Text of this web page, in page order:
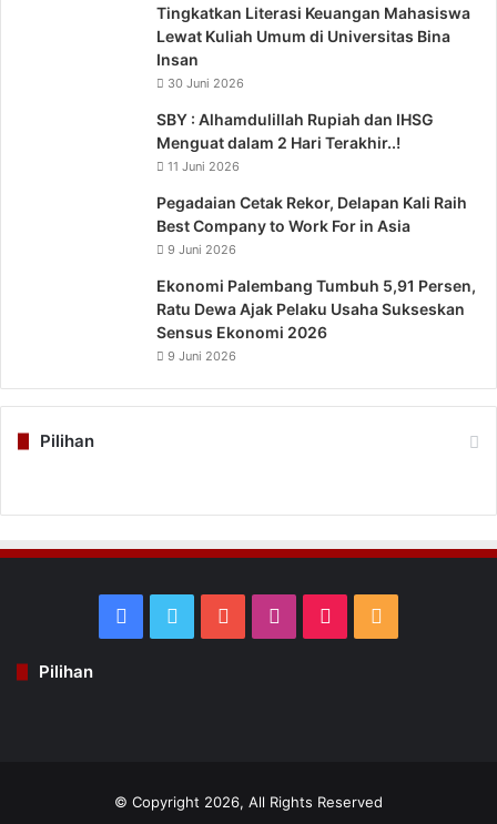
Tingkatkan Literasi Keuangan Mahasiswa
Lewat Kuliah Umum di Universitas Bina
Insan
30 Juni 2026
SBY : Alhamdulillah Rupiah dan IHSG
Menguat dalam 2 Hari Terakhir..!
11 Juni 2026
Pegadaian Cetak Rekor, Delapan Kali Raih
Best Company to Work For in Asia
9 Juni 2026
Ekonomi Palembang Tumbuh 5,91 Persen,
Ratu Dewa Ajak Pelaku Usaha Sukseskan
Sensus Ekonomi 2026
9 Juni 2026
Pilihan
Facebook
Twitter YouTubeInstagram
TikTok
Pilihan
© Copyright 2026, All Rights Reserved